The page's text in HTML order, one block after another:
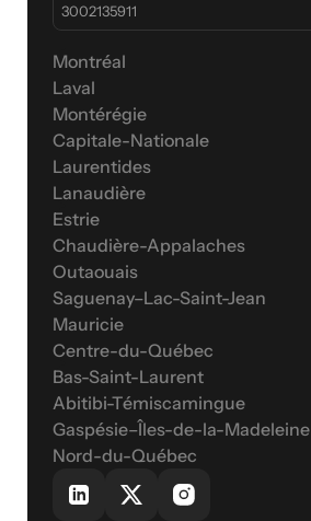
3002135911
Montréal
Laval
Montérégie
Capitale-Nationale
Laurentides
Lanaudière
Estrie
Chaudière-Appalaches
Outaouais
Saguenay–Lac-Saint-Jean
Mauricie
Centre-du-Québec
Bas-Saint-Laurent
Abitibi-Témiscamingue
Gaspésie–Îles-de-la-Madeleine
Nord-du-Québec